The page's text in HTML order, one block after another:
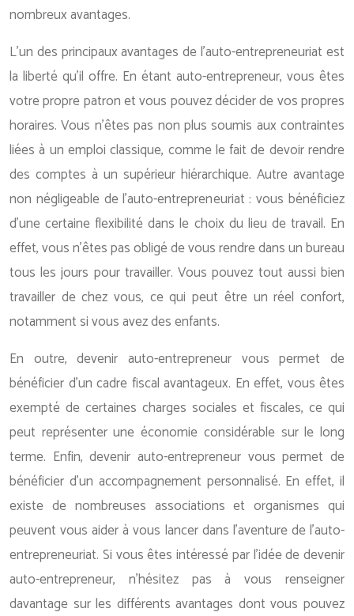
nombreux avantages.
L’un des principaux avantages de l’auto-entrepreneuriat est
la liberté qu’il offre. En étant auto-entrepreneur, vous êtes
votre propre patron et vous pouvez décider de vos propres
horaires. Vous n’êtes pas non plus soumis aux contraintes
liées à un emploi classique, comme le fait de devoir rendre
des comptes à un supérieur hiérarchique. Autre avantage
non négligeable de l’auto-entrepreneuriat : vous bénéficiez
d’une certaine flexibilité dans le choix du lieu de travail. En
effet, vous n’êtes pas obligé de vous rendre dans un bureau
tous les jours pour travailler. Vous pouvez tout aussi bien
travailler de chez vous, ce qui peut être un réel confort,
notamment si vous avez des enfants.
En outre, devenir auto-entrepreneur vous permet de
bénéficier d’un cadre fiscal avantageux. En effet, vous êtes
exempté de certaines charges sociales et fiscales, ce qui
peut représenter une économie considérable sur le long
terme. Enfin, devenir auto-entrepreneur vous permet de
bénéficier d’un accompagnement personnalisé. En effet, il
existe de nombreuses associations et organismes qui
peuvent vous aider à vous lancer dans l’aventure de l’auto-
entrepreneuriat. Si vous êtes intéressé par l’idée de devenir
auto-entrepreneur, n’hésitez pas à vous renseigner
davantage sur les différents avantages dont vous pouvez